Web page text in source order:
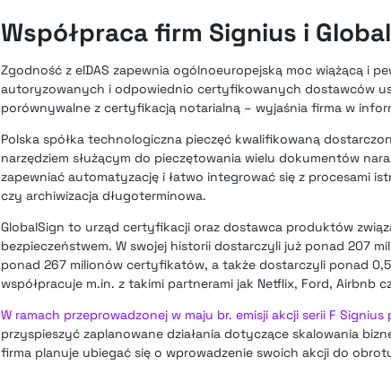
Współpraca firm Signius i
Zgodność z eIDAS zapewnia ogólnoeuropejską moc wiążącą i
autoryzowanych i odpowiednio certyfikowanych dostawców
porównywalne z certyfikacją notarialną – wyjaśnia firma w
Polska spółka technologiczna pieczęć kwalifikowaną
narzędziem służącym do pieczętowania wielu dokumentów
zapewniać automatyzację i łatwo integrować się z procesami
czy archiwizacja długoterminowa.
GlobalSign to urząd certyfikacji oraz dostawca produktów
bezpieczeństwem. W swojej historii dostarczyli już ponad 207
ponad 267 milionów certyfikatów, a także dostarczyli ponad
współpracuje m.in. z takimi partnerami jak Netflix, Ford, Airbnb
W ramach przeprowadzonej w maju br. emisji akcji serii F Signius
przyspieszyć zaplanowane działania dotyczące skalowania
firma planuje ubiegać się o wprowadzenie swoich akcji do